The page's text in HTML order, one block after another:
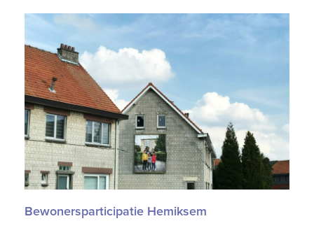
Bewonersparticipatie Hemiksem